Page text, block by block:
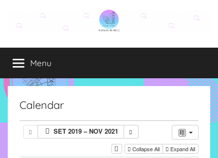
conteúdo
Grupo
Elza
Elza
é
formado
alunas,
funcionárias
Menu
Calendar
SET 2019 – NOV 2021
Collapse All Expand All